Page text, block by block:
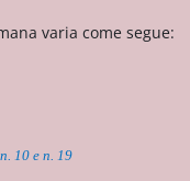
varia come segue:
10 e n. 19